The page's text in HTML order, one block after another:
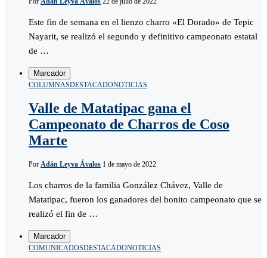
Este fin de semana en el lienzo charro «El Dorado» de Tepic
Nayarit, se realizó el segundo y definitivo campeonato estatal
de …
Marcador
COLUMNASDESTACADONOTICIAS
Valle de Matatipac gana el
Campeonato de Charros de Coso
Marte
Por Adán Leyva Ávalos 1 de mayo de 2022
Los charros de la familia González Chávez, Valle de
Matatipac, fueron los ganadores del bonito campeonato que se
realizó el fin de …
Marcador
COMUNICADOSDESTACADONOTICIAS